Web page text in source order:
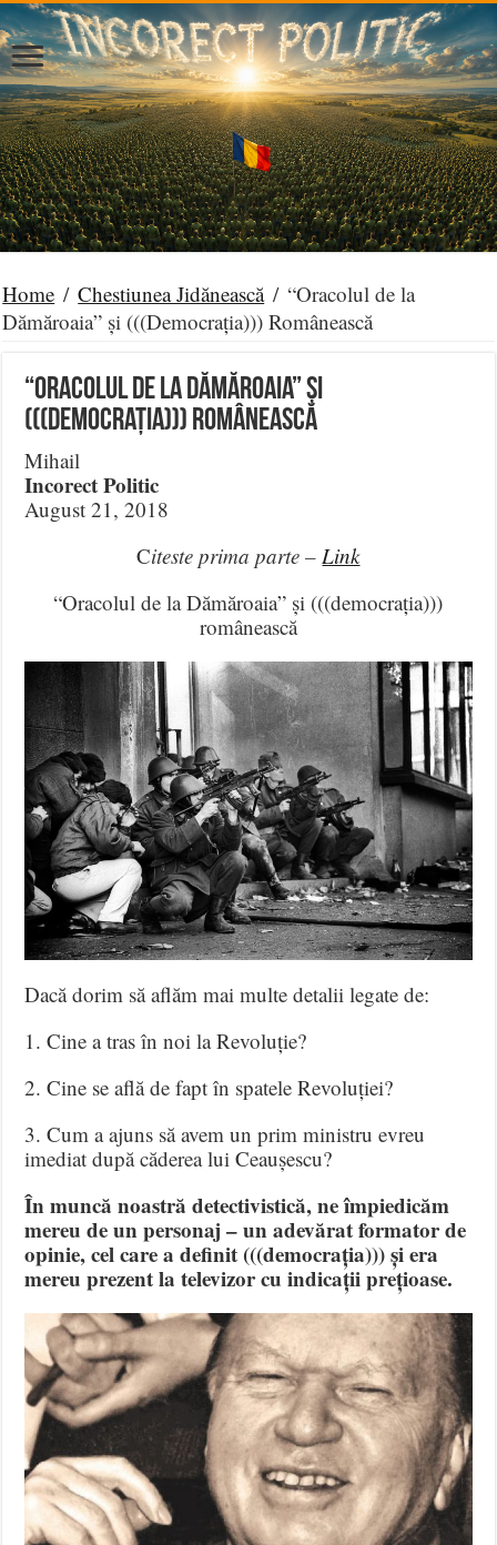
Home / Chestiunea Jidănească / “Oracolul de la
Dămăroaia” și (((Democrația))) Românească
“Oracolul de la Dămăroaia” și
(((Democrația))) Românească
Mihail
Incorect Politic
August 21, 2018
Citeste prima parte –Link
“Oracolul de la Dămăroaia” și (((democrația)))
românească
Dacă dorim să aflăm mai multe detalii legate de:
1. Cine a tras în noi la Revoluție?
2. Cine se află de fapt în spatele Revoluției?
3. Cum a ajuns să avem un prim ministru evreu
imediat după căderea lui Ceaușescu?
În muncă noastră detectivistică, ne împiedicăm
mereu de un personaj – un adevărat formator de
opinie, cel care a definit (((democrația))) și era
mereu prezent la televizor cu indicații prețioase.